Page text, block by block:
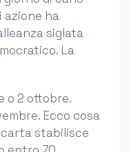
azione ha
siglata
La
o 2 ottobre.
Ecco cosa
stabilisce